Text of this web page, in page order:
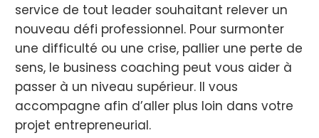
service de tout leader souhaitant relever un
nouveau défi professionnel. Pour surmonter
une difficulté ou une crise, pallier une perte de
sens, le business coaching peut vous aider à
passer à un niveau supérieur. Il vous
accompagne afin d’aller plus loin dans votre
projet entrepreneurial.